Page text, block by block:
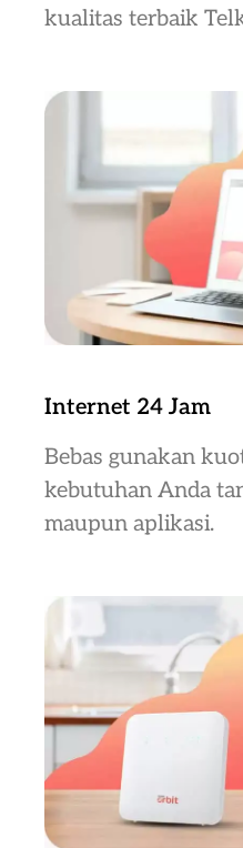
kualitas terbaik
Internet 24 Jam
Bebas gunakan
kebutuhan Anda
maupun aplikasi.